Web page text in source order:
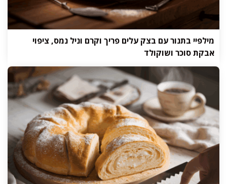
מילפיי בתנור עם בצק עלים פריך וקרם וניל נמס, ציפוי
אבקת סוכר ושוקולד